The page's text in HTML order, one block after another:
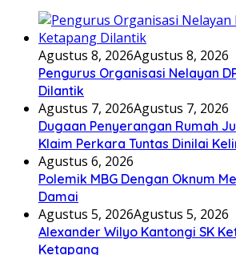
Agustus 8, 2026Agustus 8, 2026
Pengurus Organisasi Nelayan
Dilantik
Agustus 7, 2026Agustus 7, 2026
Dugaan Penyerangan Rumah
Klaim Perkara Tuntas Dinilai
Agustus 6, 2026
Polemik MBG Dengan Oknum
Damai
Agustus 5, 2026Agustus 5, 2026
Alexander Wilyo Kantongi SK
Ketapang